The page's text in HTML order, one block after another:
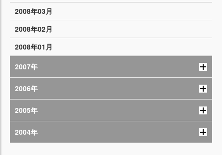
2008年03月
2008年02月
2008年01月
2007年
2006年
2005年
2004年